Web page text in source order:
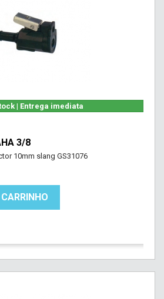
| Entrega imediata
3/8
10mm slang GS31076